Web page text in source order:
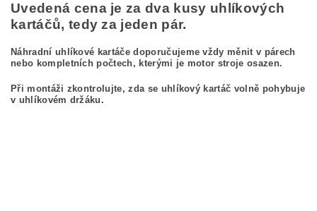
Uvedená cena je za dva kusy uhlíkových
kartáčů, tedy za jeden pár.
Náhradní uhlíkové kartáče doporučujeme vždy měnit v párech
nebo kompletních počtech, kterými je motor stroje osazen.
Při montáži zkontrolujte, zda se uhlíkový kartáč volně pohybuje
v uhlíkovém držáku.